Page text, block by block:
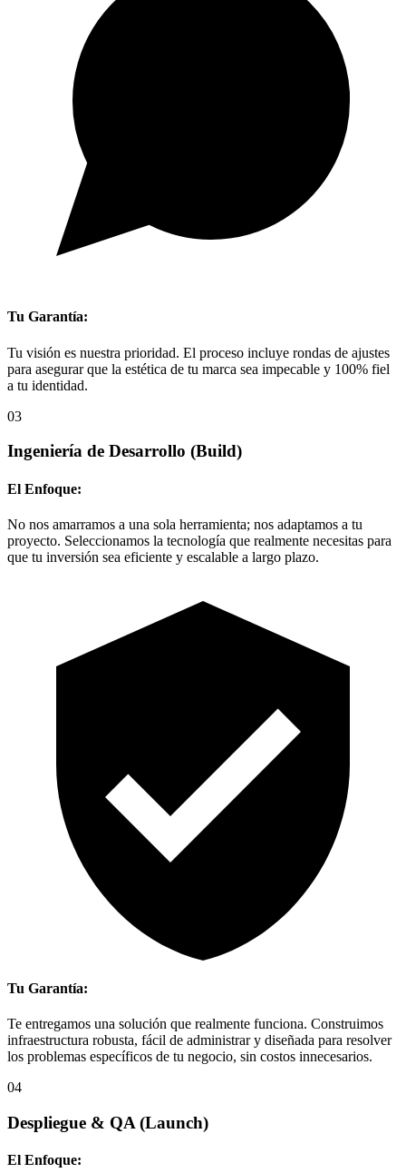
Tu Garantía:
Tu visión es nuestra prioridad. El proceso incluye rondas de ajustes
para asegurar que la estética de tu marca sea impecable y 100% fiel
a tu identidad.
03
Ingeniería de Desarrollo (Build)
El Enfoque:
No nos amarramos a una sola herramienta; nos adaptamos a tu
proyecto. Seleccionamos la tecnología que realmente necesitas para
que tu inversión sea eficiente y escalable a largo plazo.
Tu Garantía:
Te entregamos una solución que realmente funciona. Construimos
infraestructura robusta, fácil de administrar y diseñada para resolver
los problemas específicos de tu negocio, sin costos innecesarios.
04
Despliegue & QA (Launch)
El Enfoque: